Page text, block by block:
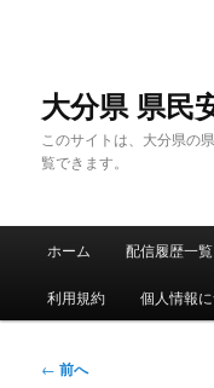
大分県 県民
このサイトは、大分県の
覧できます。
メ
ホーム 配信履歴一覧
利用規約 個人情報
投
← 前へ